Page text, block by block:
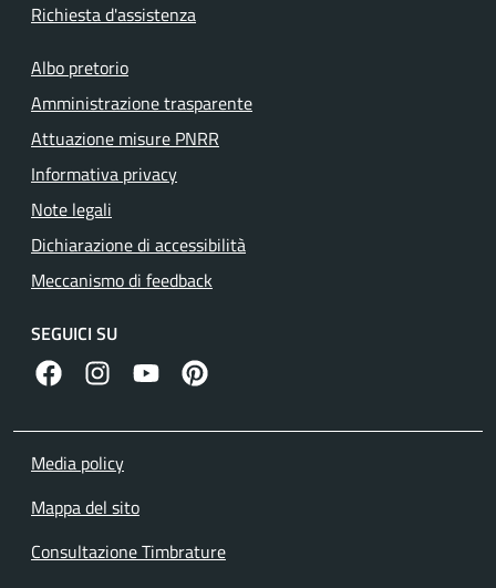
Richiesta d'assistenza
Albo pretorio
Amministrazione trasparente
Attuazione misure PNRR
Informativa privacy
Note legali
Dichiarazione di accessibilità
Meccanismo di feedback
SEGUICI SU
facebook instagramcanale youtube
pinterest
Media policy
Mappa del sito
Consultazione Timbrature